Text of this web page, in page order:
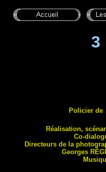
3
Policier de
Réalisation,
Co-
Directeurs de la
Georges